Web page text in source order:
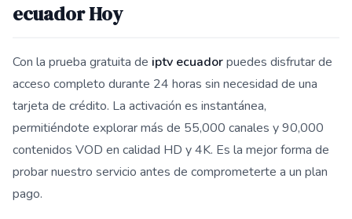
ecuador Hoy
Con la prueba gratuita de iptv ecuadorpuedes disfrutar de
acceso completo durante 24 horas sin necesidad de una
tarjeta de crédito. La activación es instantánea,
permitiéndote explorar más de 55,000 canales y 90,000
contenidos VOD en calidad HD y 4K. Es la mejor forma de
probar nuestro servicio antes de comprometerte a un plan
pago.